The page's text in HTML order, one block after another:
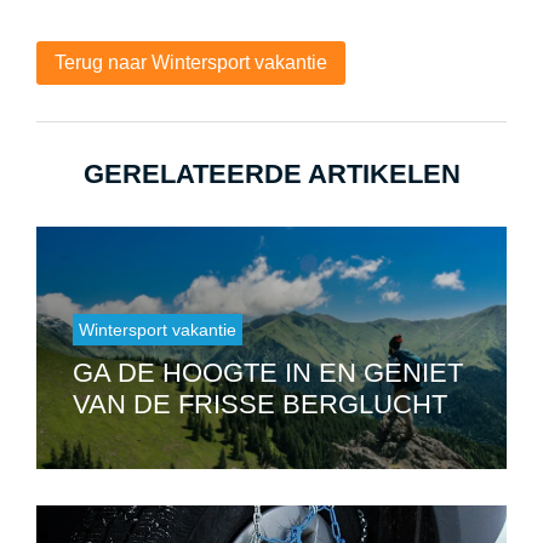
Terug naar Wintersport vakantie
GERELATEERDE ARTIKELEN
Wintersport vakantie
GA DE HOOGTE IN EN GENIET
VAN DE FRISSE BERGLUCHT